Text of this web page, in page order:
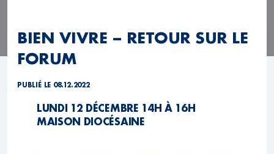
BIEN VIVRE – RETOUR SUR LE
FORUM
PUBLIÉ LE 08.12.2022
LUNDI 12 DÉCEMBRE 14H À 16H
MAISON DIOCÉSAINE